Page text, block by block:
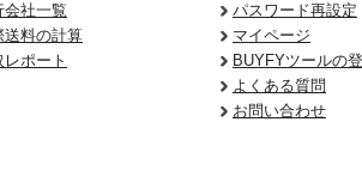
会社一覧
送料の計算
レポート
パスワード再設定
マイページ
BUYFYツールの
よくある質問
お問い合わせ